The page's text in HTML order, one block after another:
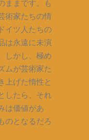
ままです。も
術家たちの情
イツ人たちの
は永遠に未演
しかし、極め
ムが芸術家た
上げた惰性と
したら、それ
は価値があ
のとなるだろ